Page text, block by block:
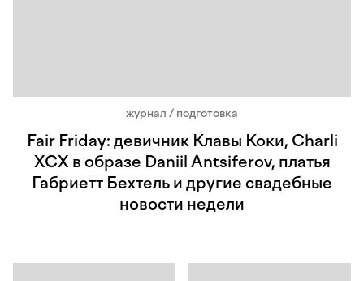
журнал / подготовка
Fair Friday: девичник Клавы Коки, Charli
XCX в образе Daniil Antsiferov, платья
Габриетт Бехтель и другие свадебные
новости недели